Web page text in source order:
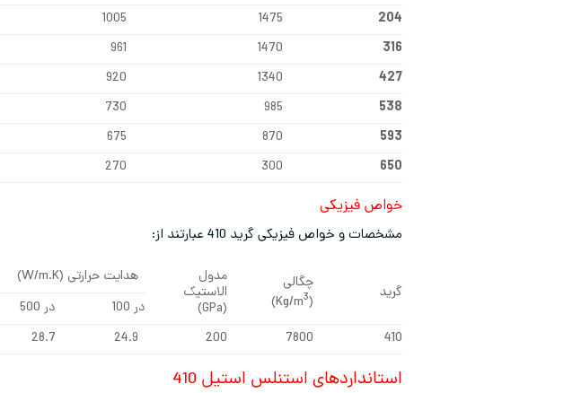
204
1475
1005
316
1470
961
427
1340
920
538
985
730
593
870
675
650
300
270
خواص فیزیکی
مشخصات و خواص فیزیکی گرید 410 عبارتند از:
گرید
چگالی
(Kg/m
3
)
مدول
الاستیک
(GPa)
هدایت حرارتی (W/m.K)
در 100 در 500
410
7800
200
24.9
28.7
استانداردهای استنلس استیل 410